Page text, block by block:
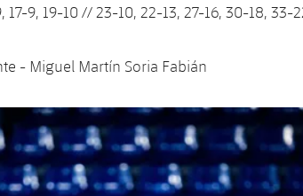
17-9, 19-10 // 23-10, 22-13, 27-16, 30-18, 33-
- Miguel Martín Soria Fabián